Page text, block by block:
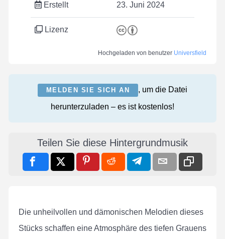
Erstellt 23. Juni 2024
Lizenz
Hochgeladen von benutzer Universfield
MELDEN SIE SICH AN
, um die Datei
herunterzuladen – es ist kostenlos!
Teilen Sie diese Hintergrundmusik
Die unheilvollen und dämonischen Melodien dieses
Stücks schaffen eine Atmosphäre des tiefen Grauens